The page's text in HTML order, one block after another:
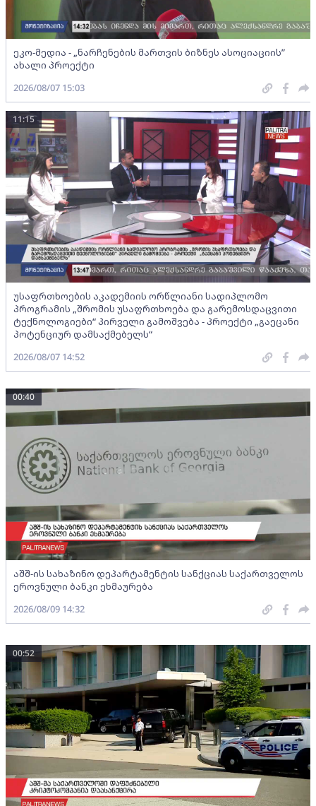
ეკო-მედია - „ნარჩენების მართვის ბიზნეს ასოციაციის”
ახალი პროექტი
2026/08/07 15:03
უსაფრთხოების აკადემიის ორწლიანი სადიპლომო
პროგრამის „შრომის უსაფრთხოება და გარემოსდაცვითი
ტექნოლოგიები“ პირველი გამოშვება - პროექტი „გაეცანი
პოტენციურ დამსაქმებელს“
11:15
2026/08/07 14:52
აშშ-ის სახაზინო დეპარტამენტის სანქციას საქართველოს
ეროვნული ბანკი ეხმაურება
00:40
2026/08/09 14:32
00:52